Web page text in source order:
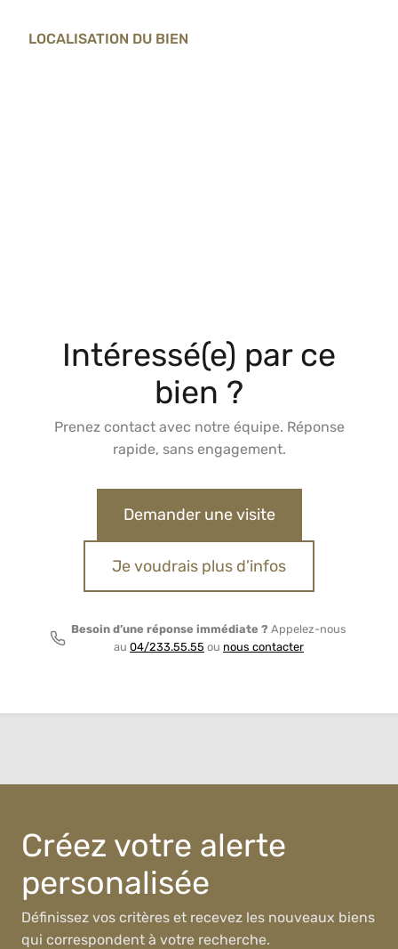
LOCALISATION DU BIEN
Intéressé(e) par ce
bien ?
Prenez contact avec notre équipe. Réponse
rapide, sans engagement.
Demander une visite
Je voudrais plus d’infos
Besoin d’une réponse immédiate ? Appelez-nous
au 04/233.55.55 ou nous contacter
Créez votre alerte
personalisée
Définissez vos critères et recevez les nouveaux biens
qui correspondent à votre recherche.